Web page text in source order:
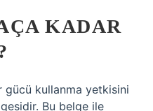
KADAR
gücü kullanma yetkisini
Bu belge ile